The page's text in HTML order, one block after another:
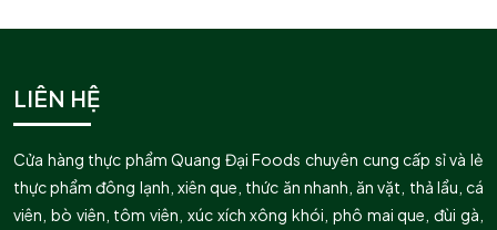
LIÊN HỆ
Cửa hàng thực phẩm Quang Đại Foods chuyên cung cấp sỉ và lẻ
thực phẩm đông lạnh, xiên que, thức ăn nhanh, ăn vặt, thả lẩu, cá
viên, bò viên, tôm viên, xúc xích xông khói, phô mai que, đùi gà,